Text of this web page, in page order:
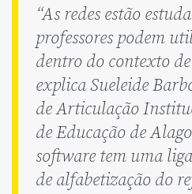
“As redes estão
professores podem
dentro do contexto de
explica Sueleide
de Articulação
de Educação de
software tem uma
de alfabetização do